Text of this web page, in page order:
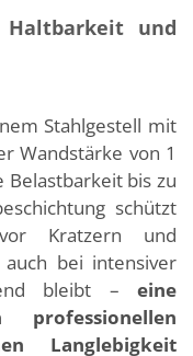
Haltbarkeit und
Stahlgestell mit
Wandstärke von 1
Belastbarkeit bis zu
schützt
Kratzern und
auch bei intensiver
bleibt – eine
professionellen
Langlebigkeit